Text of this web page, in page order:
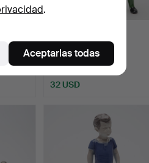
Subastado 25 jul 2026
32 USD
.
Aceptarlas todas